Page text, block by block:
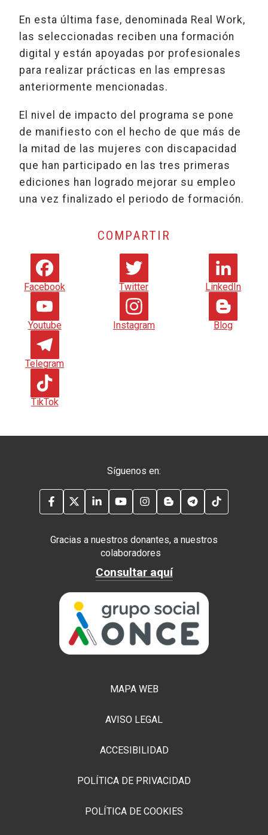
En esta última fase, denominada Real Work,
las seleccionadas reciben una formación
digital y están apoyadas por profesionales
para realizar prácticas en las empresas
anteriormente mencionadas.
El nivel de impacto del programa se pone
de manifiesto con el hecho de que más de
la mitad de las mujeres con discapacidad
que han participado en las tres primeras
ediciones han logrado mejorar su empleo
una vez finalizado el periodo de formación.
COMPARTIR
Facebook Twitter LinkedIn
Youtube Instagram Blog
Telegram
TikTok
Síguenos en:
FACEBOOK
TWITTERLINKEDIN
YOUTUBEINSTAGRAM
BLOG TELEGRAM
Gracias a nuestros donantes, a nuestros
colaboradores
Consultar aquí
MAPA WEB
AVISO LEGAL
ACCESIBILIDAD
POLÍTICA DE PRIVACIDAD
POLÍTICA DE COOKIES